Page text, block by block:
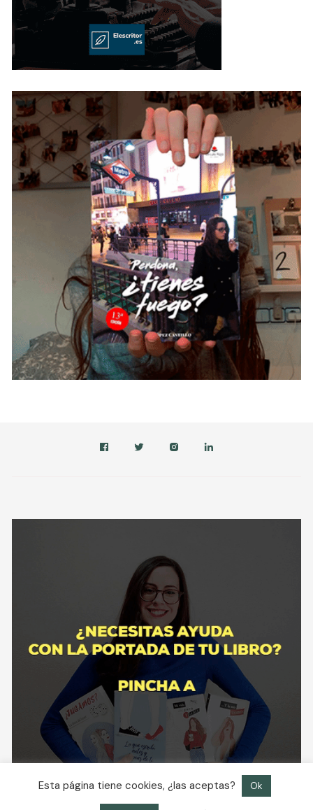
Esta página tiene cookies, ¿las aceptas? Ok